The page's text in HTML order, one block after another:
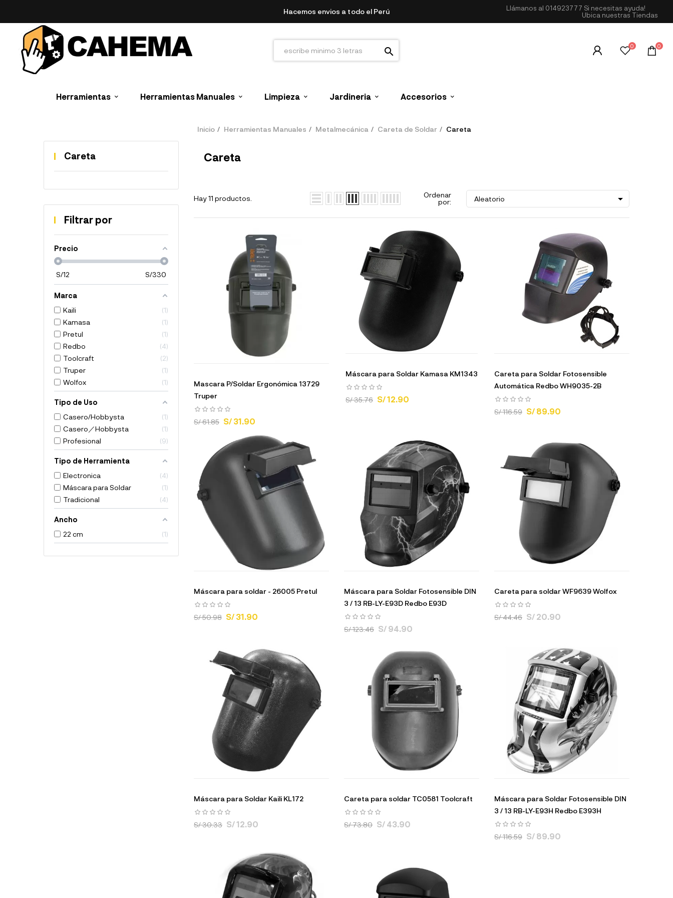
Hacemos envios a todo el Perú Llámanos al 014923777 Si necesitas ayuda!
Ubica nuestras Tiendas
search 0 0
Herramientas Herramientas Manuales Limpieza Jardineria Accesorios
Inicio Herramientas Manuales Metalmecánica Careta de Soldar Careta
Careta
Filtrar por
Precio
S/12 S/330
Marca
Kaili
1
Kamasa
1
Pretul
1
Redbo
4
Toolcraft
2
Truper
1
Wolfox
1
Tipo de Uso
Casero/Hobbysta
1
Casero／Hobbysta
1
Profesional
9
Tipo de Herramienta
Electronica
4
Máscara para Soldar
1
Tradicional
4
Ancho
22 cm
1
Careta
Hay 11 productos.
Ordenar
por:
Aleatorio 
Mascara P/Soldar Ergonómica 13729
Truper
S/ 61.85 S/ 31.90
Máscara para Soldar Kamasa KM1343
S/ 35.76 S/ 12.90
Careta para Soldar Fotosensible
Automática Redbo WH9035-2B
S/ 116.59 S/ 89.90
Máscara para soldar - 26005 Pretul
S/ 50.98 S/ 31.90
Máscara para Soldar Fotosensible DIN
3 / 13 RB-LY-E93D Redbo E93D
S/ 123.46 S/ 94.90
Careta para soldar WF9639 Wolfox
S/ 44.46 S/ 20.90
Máscara para Soldar Kaili KL172
S/ 30.33 S/ 12.90
Careta para soldar TC0581 Toolcraft
S/ 73.80 S/ 43.90
Máscara para Soldar Fotosensible DIN
3 / 13 RB-LY-E93H Redbo E393H
S/ 116.59 S/ 89.90